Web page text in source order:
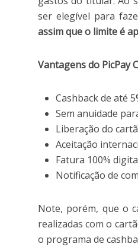
ser elegível para
assim que o limite é
Vantagens do PicPay
Cashback de até
Sem anuidade
Liberação do
Aceitação
Fatura 100%
Notificação de
Note, porém, que o
realizadas com o
o programa de